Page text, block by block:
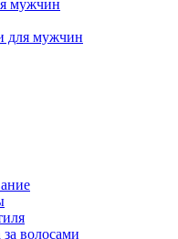
мужчин
для мужчин
волосами